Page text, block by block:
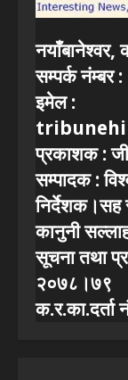
नयाँबानेश्वर,
सम्पर्क
इमेल :
प्रकाशक :
सम्पादक :
निर्देशक।सह
कानुनी
सूचना तथा
२०७८।७९